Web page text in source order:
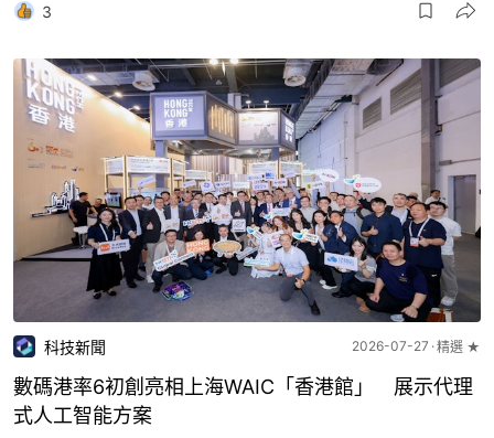
3
科技新聞 2026-07-27 精選 ★
數碼港率6初創亮相上海WAIC「香港館」 展示代理
式人工智能方案